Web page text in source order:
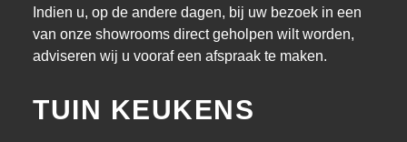
Indien u, op de andere dagen, bij uw bezoek in een
van onze showrooms direct geholpen wilt worden,
adviseren wij u vooraf een afspraak te maken.
TUIN KEUKENS